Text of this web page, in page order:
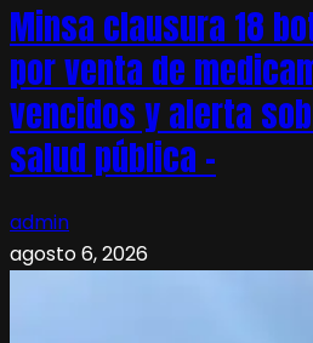
Minsa clausura 18
por venta de
vencidos y alerta
salud pública –
admin
agosto 6, 2026